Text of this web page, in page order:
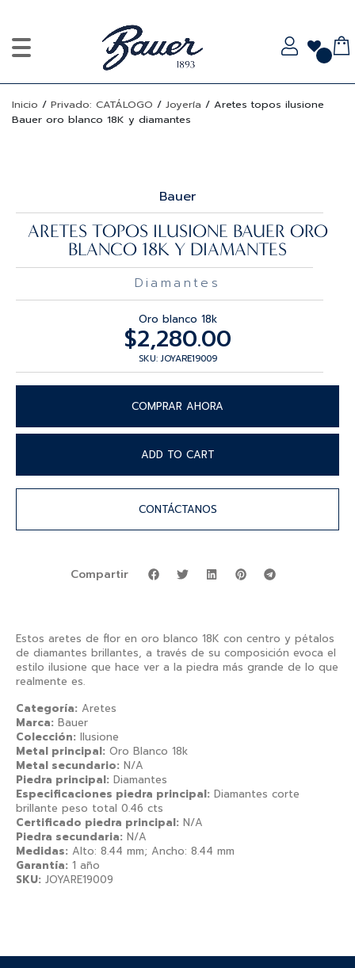
Inicio / Privado: CATÁLOGO / Joyería / Aretes topos ilusione
Bauer oro blanco 18K y diamantes
Bauer
ARETES TOPOS ILUSIONE BAUER ORO
BLANCO 18K Y DIAMANTES
Diamantes
Oro blanco 18k
$2,280.00
SKU: JOYARE19009
COMPRAR AHORA
ADD TO CART
CONTÁCTANOS
Compartir
Estos aretes de flor en oro blanco 18K con centro y pétalos
de diamantes brillantes, a través de su composición evoca el
estilo ilusione que hace ver a la piedra más grande de lo que
realmente es.
Categoría: Aretes
Marca: Bauer
Colección: Ilusione
Metal principal: Oro Blanco 18k
Metal secundario: N/A
Piedra principal: Diamantes
Especificaciones piedra principal: Diamantes corte
brillante peso total 0.46 cts
Certificado piedra principal: N/A
Piedra secundaria: N/A
Medidas: Alto: 8.44 mm; Ancho: 8.44 mm
Garantía: 1 año
SKU: JOYARE19009